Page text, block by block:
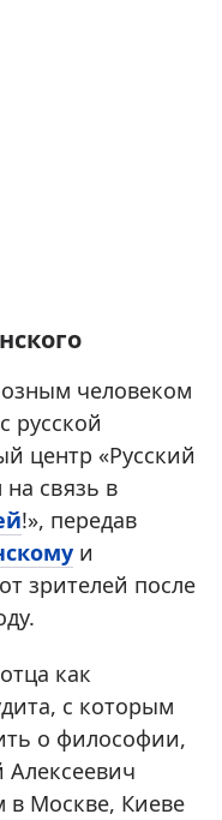
человеком
русской
центр «Русский
связь в
!», передав
и
зрителей после
как
с которым
о философии,
в Москве, Киеве